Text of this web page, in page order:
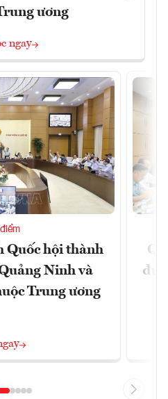
ương
ngay
điểm
Quốc hội thành
Ninh và
Trung ương
đủ